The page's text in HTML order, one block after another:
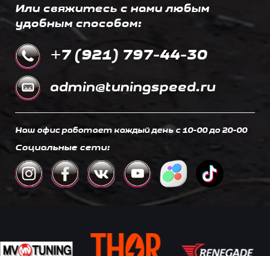
Или свяжитесь с нами любым
удобным способом:
+7 (921) 797-44-30
admin@tuningspeed.ru
Наш офис работает каждый день c 10-00 до 20-00
Социальные сети: